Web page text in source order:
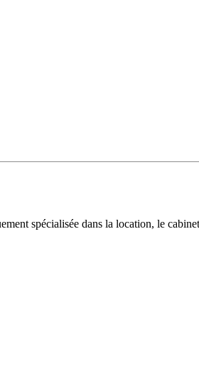
spécialisée dans la location, le